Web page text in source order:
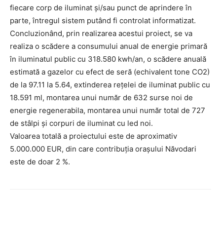
fiecare corp de iluminat și/sau punct de aprindere în
parte, întregul sistem putând fi controlat informatizat.
Concluzionând, prin realizarea acestui proiect, se va
realiza o scădere a consumului anual de energie primară
în iluminatul public cu 318.580 kwh/an, o scădere anuală
estimată a gazelor cu efect de seră (echivalent tone CO2)
de la 97.11 la 5.64, extinderea rețelei de iluminat public cu
18.591 ml, montarea unui număr de 632 surse noi de
energie regenerabila, montarea unui număr total de 727
de stâlpi și corpuri de iluminat cu led noi.
Valoarea totală a proiectului este de aproximativ
5.000.000 EUR, din care contribuția orașului Năvodari
este de doar 2 %.